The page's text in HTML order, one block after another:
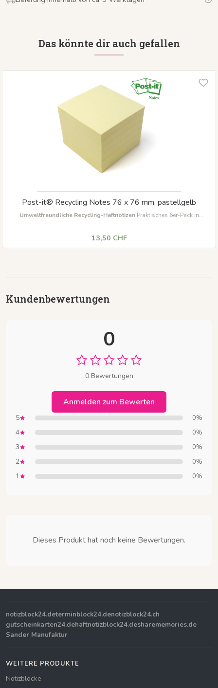
Das könnte dir auch gefallen
Post-it® Recycling Notes 76 x 76 mm, pastellgelb
Umweltfreundliche Recycling-HaftnotizenPraktisches 6er-Pack in
13,50 CHF
Kundenbewertungen
0
0 Bewertungen
Anmelden zum Bewerten
5 0%
4 0%
3 0%
2 0%
1 0%
Dieses Produkt hat noch keine Bewertungen.
notizblock24.determinblock24.denotizblock24.ch
gutscheinkarten24.dehaftnotizblock24.desharememories.de
Sander Manufaktur
WEITERE PRODUKTE
Notizblöcke